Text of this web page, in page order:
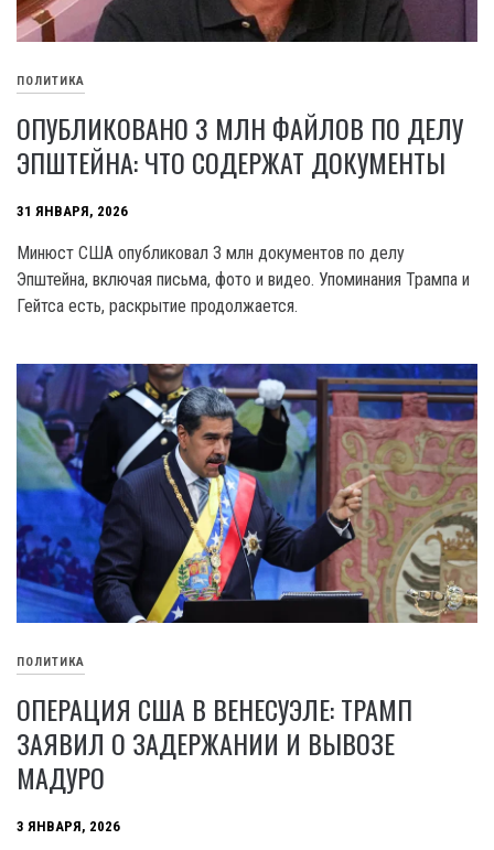
ПОЛИТИКА
ОПУБЛИКОВАНО 3 МЛН ФАЙЛОВ ПО ДЕЛУ
ЭПШТЕЙНА: ЧТО СОДЕРЖАТ ДОКУМЕНТЫ
31 ЯНВАРЯ, 2026
Минюст США опубликовал 3 млн документов по делу
Эпштейна, включая письма, фото и видео. Упоминания Трампа и
Гейтса есть, раскрытие продолжается.
ПОЛИТИКА
ОПЕРАЦИЯ США В ВЕНЕСУЭЛЕ: ТРАМП
ЗАЯВИЛ О ЗАДЕРЖАНИИ И ВЫВОЗЕ
МАДУРО
3 ЯНВАРЯ, 2026